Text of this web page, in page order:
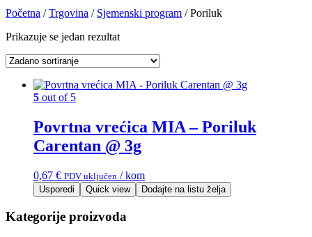
Početna /Trgovina / Sjemenski program / Poriluk
Prikazuje se jedan rezultat
5 out of 5
Povrtna vrećica MIA – Poriluk
Carentan @ 3g
0,67 € PDV uključen / kom
Usporedi Quick view Dodajte na listu želja
Kategorije proizvoda